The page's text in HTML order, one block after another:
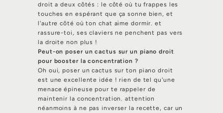
droit a deux côtés : le côté où tu frappes les
touches en espérant que ça sonne bien, et
l'autre côté où ton chat aime dormir. et
rassure-toi, ses claviers ne penchent pas vers
la droite non plus !
Peut-on poser un cactus sur un piano droit
pour booster la concentration ?
Oh oui, poser un cactus sur ton piano droit
est une excellente idée ! rien de tel qu'une
menace épineuse pour te rappeler de
maintenir la concentration. attention
néanmoins à ne pas inverser la recette, car un